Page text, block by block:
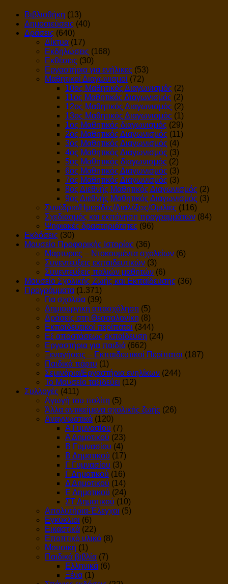
Βιβλιοθήκη (13)
Δημοσιεύσεις (40)
Δράσεις (640)
Δίκτυα (17)
Εκδηλώσεις (168)
Εκθέσεις (30)
Εργαστήρια για ενήλικες (53)
Μαθητικοί Διαγωνισμοί (72)
10ος Μαθητικός Διαγωνισμός (2)
11ος Μαθητικός Διαγωνισμός (2)
12ος Μαθητικός Διαγωνισμός (2)
13ος Μαθητικός Διαγωνισμός (1)
1ος Μαθητικός διαγωνισμός (29)
2ος Μαθητικός Διαγωνισμός (11)
3ος Μαθητικός Διαγωνισμός (4)
4ος Μαθητικός Διαγωνισμός (3)
5ος Μαθητικός διαγωνισμός (2)
6ος Μαθητικός Διαγωνισμός (3)
7ος Μαθητικός Διαγωνισμός (3)
8ος Διεθνής Μαθητικός Διαγωνισμός (2)
9ος Διεθνής Μαθητικός Διαγωνισμός (3)
Συνέδρια/Ημερίδες/Διαλέξεις/Ομιλίες (116)
Σχεδιασμός και εκπόνηση προγραμμάτων (84)
Ψηφιακές δραστηριότητες (96)
Εκδόσεις (30)
Μουσείο Προφορικής Ιστορίας (36)
Μαρτυριες – Ντοκουμέντα σχολείων (6)
Συνεντεύξεις εκπαιδευτικών (3)
Συνεντεύξεις παλιών μαθητών (6)
Μουσείο Σχολικής Ζωής και Εκπαίδευσης (36)
Προγράμματα (1.371)
Για σχολεία (39)
Δημιουργική απασχόληση (5)
Δράσεις στη Θεσσαλονίκη (8)
Εκπαιδευτικοί περίπατοι (344)
Εξ αποστάσεως εκπαίδευση (24)
Εργαστήρια για παιδιά (662)
Ξεναγήσεις – Εκπαιδευτικοί Περίπατοι (187)
Παιδικά πάρτυ (1)
Σεμινάρια/Εργαστήρια ενηλίκων (244)
Το Μουσείο ταξιδεύει (12)
Συλλογές (411)
Αγωγή του πολίτη (5)
Άλλα αντικείμενα σχολικής ζωής (26)
Αναγνωστικά (120)
Α Γυμνασίου (7)
Α Δημοτικού (23)
Β Γυμνασίου (4)
Β Δημοτικού (17)
Γ Γυμνασίου (3)
Γ Δημοτικού (16)
Δ Δημοτικού (14)
Ε Δημοτικού (24)
ΣΤ Δημοτικού (10)
Απολυτήρια-Έλεγχοι (5)
Εγκύκλιοι (6)
Εικαστικά (22)
Εποπτικό υλικό (8)
Μουσική (1)
Παιδικά βιβλία (7)
Ελληνικά (6)
Ξένα (1)